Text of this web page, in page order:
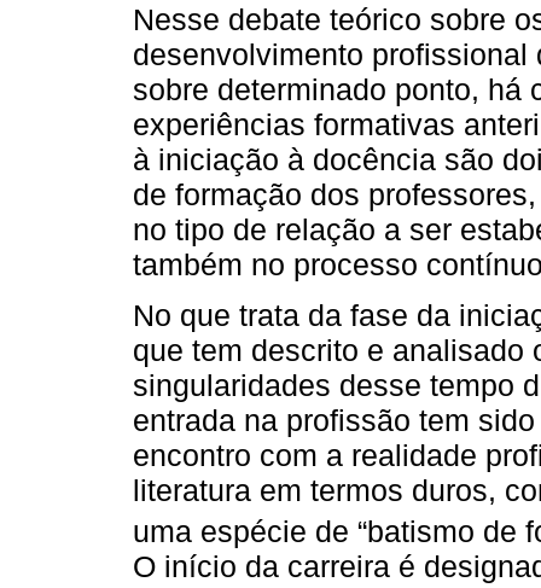
Nesse debate teórico sobre
desenvolvimento
sobre determinado ponto, há
experiências formativas
à iniciação à docência são
de formação dos
no tipo de relação a ser
também no processo
No que trata da fase da
que tem descrito e analisado
singularidades desse tempo
entrada na profissão tem
encontro com a realidade
literatura em termos duros,
uma espécie de “batismo de
O início da carreira é